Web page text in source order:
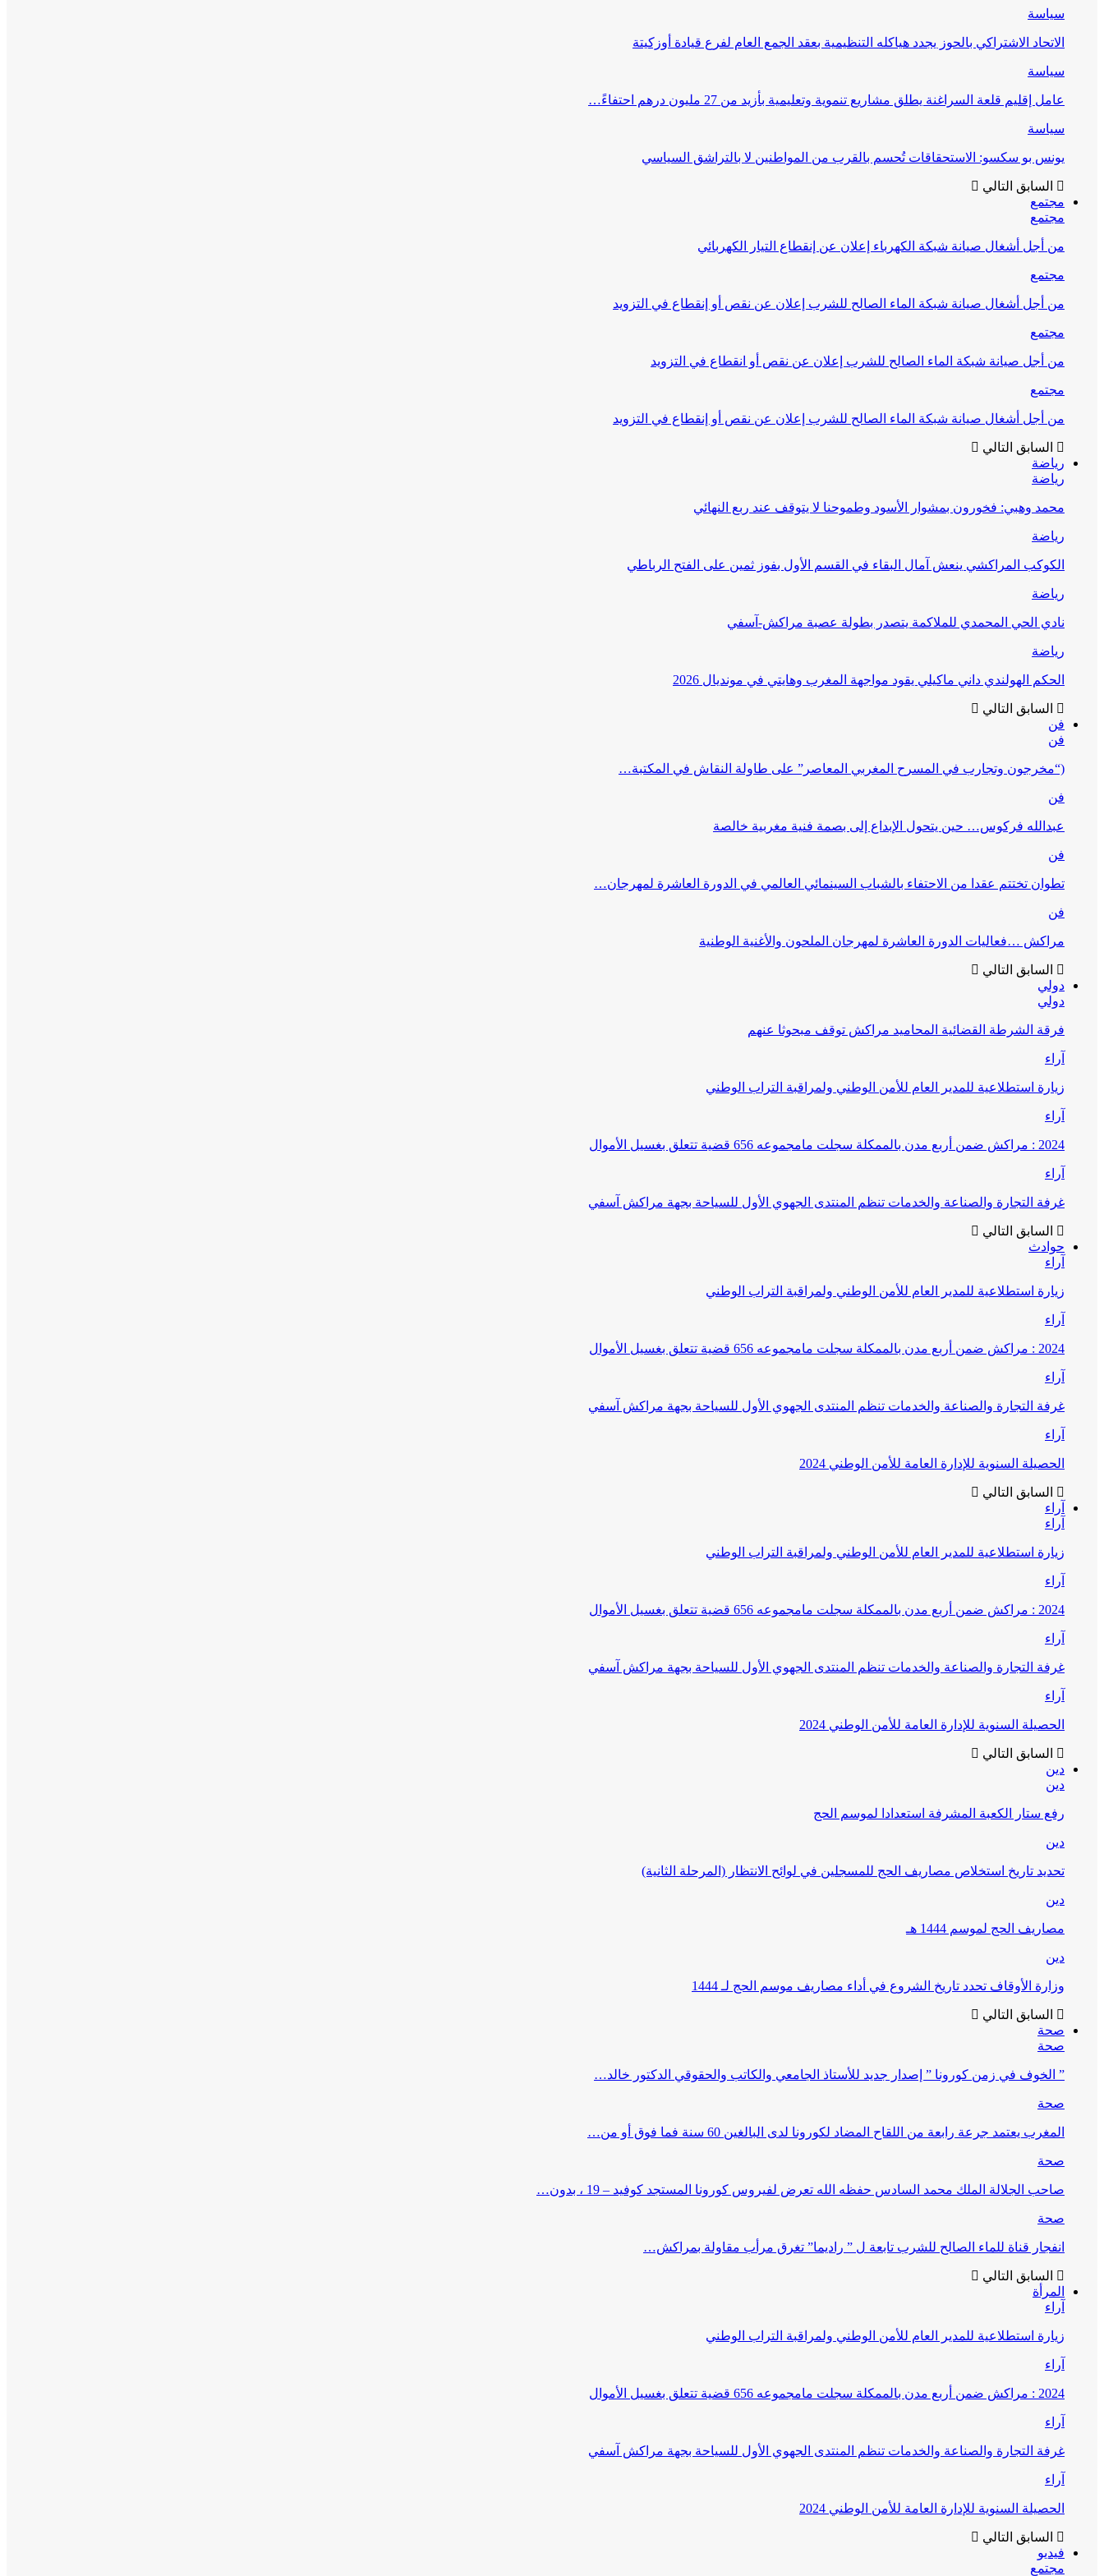
سياسة
الاتحاد الاشتراكي بالحوز يجدد هياكله التنظيمية بعقد الجمع العام لفرع قيادة أوزكيتة
سياسة
عامل إقليم قلعة السراغنة يطلق مشاريع تنموية وتعليمية بأزيد من 27 مليون درهم احتفاءً…
سياسة
يونس بو سكسو: الاستحقاقات تُحسم بالقرب من المواطنين لا بالتراشق السياسي
السابق التالي
مجتمع
مجتمع
من أجل أشغال صيانة شبكة الكهرباء إعلان عن إنقطاع التيار الكهربائي
مجتمع
من أجل أشغال صيانة شبكة الماء الصالح للشرب إعلان عن نقص أو إنقطاع في التزويد
مجتمع
من أجل صيانة شبكة الماء الصالح للشرب إعلان عن نقص أو انقطاع في التزويد
مجتمع
من أجل أشغال صيانة شبكة الماء الصالح للشرب إعلان عن نقص أو إنقطاع في التزويد
السابق التالي
رياضة
رياضة
محمد وهبي: فخورون بمشوار الأسود وطموحنا لا يتوقف عند ربع النهائي
رياضة
الكوكب المراكشي ينعش آمال البقاء في القسم الأول بفوز ثمين على الفتح الرباطي
رياضة
نادي الحي المحمدي للملاكمة يتصدر بطولة عصبة مراكش-آسفي
رياضة
الحكم الهولندي داني ماكيلي يقود مواجهة المغرب وهايتي في مونديال 2026
السابق التالي
فن
فن
(“مخرجون وتجارب في المسرح المغربي المعاصر” على طاولة النقاش في المكتبة…
فن
عبدالله فركوس… حين يتحول الإبداع إلى بصمة فنية مغربية خالصة
فن
تطوان تختتم عقدا من الاحتفاء بالشباب السينمائي العالمي في الدورة العاشرة لمهرجان…
فن
مراكش …فعاليات الدورة العاشرة لمهرجان الملحون والأغنية الوطنية
السابق التالي
دولي
دولي
فرقة الشرطة القضائية المحاميد مراكش توقف مبحوثا عنهم
آراء
زيارة استطلاعية للمدير العام للأمن الوطني ولمراقبة التراب الوطني
آراء
2024 : مراكش ضمن أربع مدن بالممكلة سجلت مامجموعه 656 قضية تتعلق بغسيل الأموال
آراء
غرفة التجارة والصناعة والخدمات تنظم المنتدى الجهوي الأول للسياحة بجهة مراكش آسفي
السابق التالي
حوادث
آراء
زيارة استطلاعية للمدير العام للأمن الوطني ولمراقبة التراب الوطني
آراء
2024 : مراكش ضمن أربع مدن بالممكلة سجلت مامجموعه 656 قضية تتعلق بغسيل الأموال
آراء
غرفة التجارة والصناعة والخدمات تنظم المنتدى الجهوي الأول للسياحة بجهة مراكش آسفي
آراء
الحصيلة السنوية للإدارة العامة للأمن الوطني 2024
السابق التالي
آراء
آراء
زيارة استطلاعية للمدير العام للأمن الوطني ولمراقبة التراب الوطني
آراء
2024 : مراكش ضمن أربع مدن بالممكلة سجلت مامجموعه 656 قضية تتعلق بغسيل الأموال
آراء
غرفة التجارة والصناعة والخدمات تنظم المنتدى الجهوي الأول للسياحة بجهة مراكش آسفي
آراء
الحصيلة السنوية للإدارة العامة للأمن الوطني 2024
السابق التالي
دين
دين
رفع ستار الكعبة المشرفة استعدادا لموسم الحج
دين
تحديد تاريخ استخلاص مصاريف الحج للمسجلين في لوائح الانتظار (المرحلة الثانية)
دين
مصاريف الحج لموسم 1444 هـ
دين
وزارة الأوقاف تحدد تاريخ الشروع في أداء مصاريف موسم الحج لـ 1444
السابق التالي
صحة
صحة
” الخوف في زمن كورونا ” إصدار جديد للأستاذ الجامعي والكاتب والحقوقي الدكتور خالد…
صحة
المغرب يعتمد جرعة رابعة من اللقاح المضاد لكورونا لدى البالغين 60 سنة فما فوق أو من…
صحة
صاحب الجلالة الملك محمد السادس حفظه الله تعرض لفيروس كورونا المستجد كوفيد – 19 ، بدون…
صحة
انفجار قناة للماء الصالح للشرب تابعة ل ” راديما” تغرق مرأب مقاولة بمراكش…
السابق التالي
المرأة
آراء
زيارة استطلاعية للمدير العام للأمن الوطني ولمراقبة التراب الوطني
آراء
2024 : مراكش ضمن أربع مدن بالممكلة سجلت مامجموعه 656 قضية تتعلق بغسيل الأموال
آراء
غرفة التجارة والصناعة والخدمات تنظم المنتدى الجهوي الأول للسياحة بجهة مراكش آسفي
آراء
الحصيلة السنوية للإدارة العامة للأمن الوطني 2024
السابق التالي
فيديو
مجتمع